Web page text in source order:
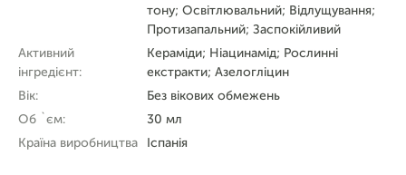
тону; Освітлювальний; Відлущування;
Протизапальний; Заспокійливий
Активний
інгредієнт:
Кераміди; Ніацинамід; Рослинні
екстракти; Азелогліцин
Вік:
Без вікових обмежень
Об `єм:
30 мл
Країна виробництва
Іспанія